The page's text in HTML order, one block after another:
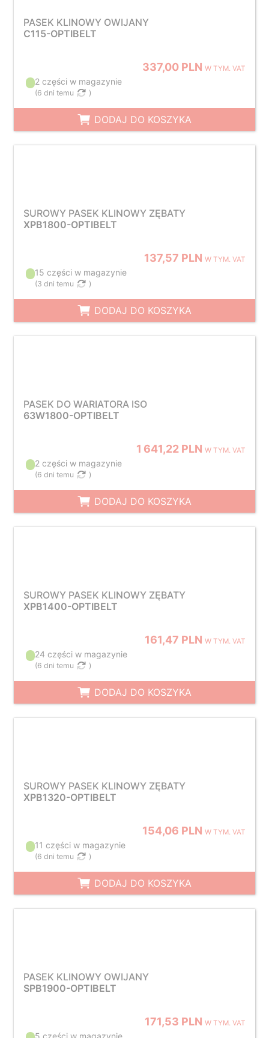
PASEK KLINOWY OWIJANY
C115-OPTIBELT
337,00 PLNW TYM. VAT
2 części w magazynie
(6 dni temu )
DODAJ DO KOSZYKA
SUROWY PASEK KLINOWY ZĘBATY
XPB1800-OPTIBELT
137,57 PLNW TYM. VAT
15 części w magazynie
(3 dni temu )
DODAJ DO KOSZYKA
PASEK DO WARIATORA ISO
63W1800-OPTIBELT
1 641,22 PLNW TYM. VAT
2 części w magazynie
(6 dni temu )
DODAJ DO KOSZYKA
SUROWY PASEK KLINOWY ZĘBATY
XPB1400-OPTIBELT
161,47 PLNW TYM. VAT
24 części w magazynie
(6 dni temu )
DODAJ DO KOSZYKA
SUROWY PASEK KLINOWY ZĘBATY
XPB1320-OPTIBELT
154,06 PLNW TYM. VAT
11 części w magazynie
(6 dni temu )
DODAJ DO KOSZYKA
PASEK KLINOWY OWIJANY
SPB1900-OPTIBELT
171,53 PLNW TYM. VAT
5 części w magazynie